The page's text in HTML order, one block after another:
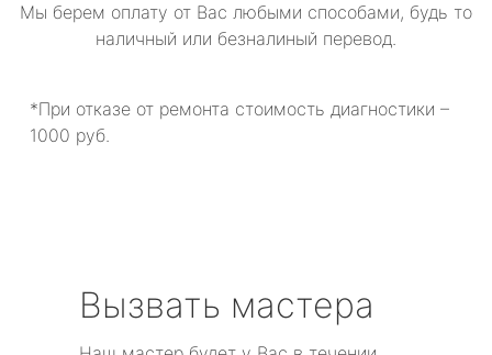
Мы берем оплату от Вас любыми способами, будь то
наличный или безналиный перевод.
*При отказе от ремонта стоимость диагностики –
1000 руб.
Вызвать мастера